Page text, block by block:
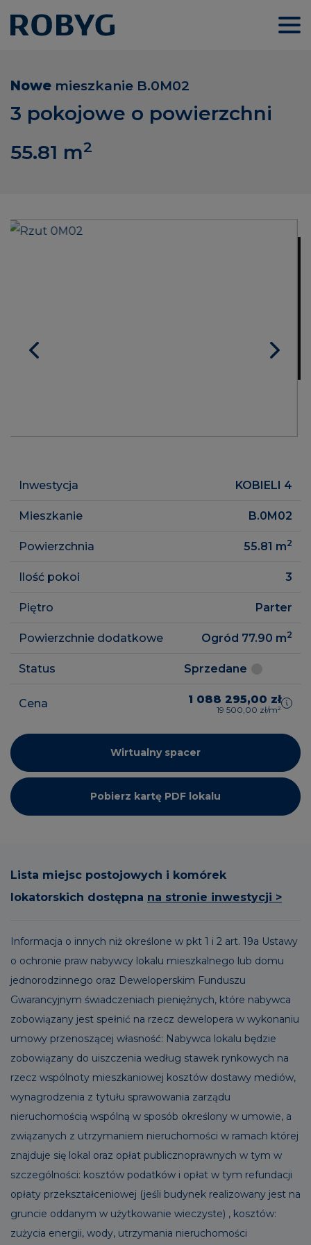
Nowe mieszkanie B.0M02
3 pokojowe o powierzchni
55.81 m2
Inwestycja KOBIELI 4
Mieszkanie B.0M02
Powierzchnia 55.81 m2
Ilość pokoi 3
Piętro Parter
Powierzchnie dodatkowe Ogród 77.90 m2
Status Sprzedane
Cena 1 088 295,00 zł
19 500,00 zł/m²
Wirtualny spacer
Pobierz kartę PDF lokalu
Lista miejsc postojowych i komórek
lokatorskich dostępna na stronie inwestycji >
Informacja o innych niż określone w pkt 1 i 2 art. 19a Ustawy
o ochronie praw nabywcy lokalu mieszkalnego lub domu
jednorodzinnego oraz Deweloperskim Funduszu
Gwarancyjnym świadczeniach pieniężnych, które nabywca
zobowiązany jest spełnić na rzecz dewelopera w wykonaniu
umowy przenoszącej własność: Nabywca lokalu będzie
zobowiązany do uiszczenia według stawek rynkowych na
rzecz wspólnoty mieszkaniowej kosztów dostawy mediów,
wynagrodzenia z tytułu sprawowania zarządu
nieruchomością wspólną w sposób określony w umowie, a
związanych z utrzymaniem nieruchomości w ramach której
znajduje się lokal oraz opłat publicznoprawnych w tym w
szczególności: kosztów podatków i opłat w tym refundacji
opłaty przekształceniowej (jeśli budynek realizowany jest na
gruncie oddanym w użytkowanie wieczyste) , kosztów:
zużycia energii, wody, utrzymania nieruchomości